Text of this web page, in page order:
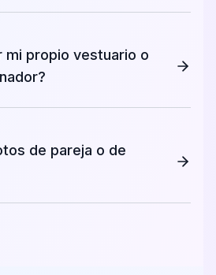
mi propio vestuario o
de pareja o de